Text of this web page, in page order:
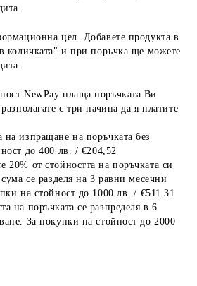
цел. Добавете продукта в
количката" и при поръчка ще можете
NewPay плаща поръчката Ви
с три начина да я платите
изпращане на поръчката без
до 400 лв. / €204,52
от стойността на поръчката си
се разделя на 3 равни месечни
на стойност до 1000 лв. / €511.31
на поръчката се разпределя в 6
За покупки на стойност до 2000